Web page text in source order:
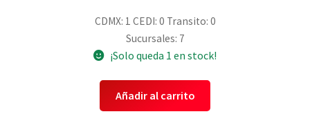
CDMX: 1 CEDI: 0 Transito: 0
Sucursales: 7
¡Solo queda 1 en stock!
Añadir al carrito